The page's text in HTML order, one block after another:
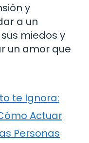
y
a un
miedos y
un amor que
te Ignora:
Actuar
Personas